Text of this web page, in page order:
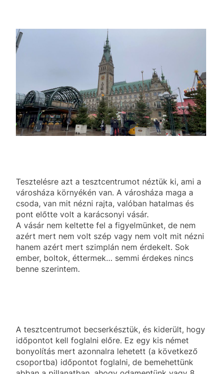
Tesztelésre azt a tesztcentrumot néztük ki, ami a
városháza környékén van. A városháza maga a
csoda, van mit nézni rajta, valóban hatalmas és
pont előtte volt a karácsonyi vásár.
A vásár nem keltette fel a figyelmünket, de nem
azért mert nem volt szép vagy nem volt mit nézni
hanem azért mert szimplán nem érdekelt. Sok
ember, boltok, éttermek… semmi érdekes nincs
benne szerintem.
A tesztcentrumot becserkésztük, és kiderült, hogy
időpontot kell foglalni előre. Ez egy kis német
bonyolítás mert azonnalra lehetett (a következő
csoportba) időpontot foglalni, de bemehettünk